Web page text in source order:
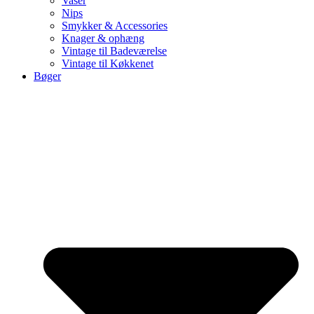
Nips
Smykker & Accessories
Knager & ophæng
Vintage til Badeværelse
Vintage til Køkkenet
Bøger